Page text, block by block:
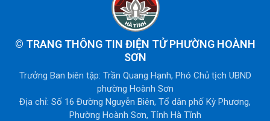
© TRANG THÔNG TIN ĐIỆN TỬ PHƯỜNG HOÀNH
SƠN
Trưởng Ban biên tập: Trần Quang Hạnh, Phó Chủ tịch UBND
phường Hoành Sơn
Địa chỉ: Số 16 Đường Nguyễn Biên, Tổ dân phố Kỳ Phương,
Phường Hoành Sơn, Tỉnh Hà Tĩnh